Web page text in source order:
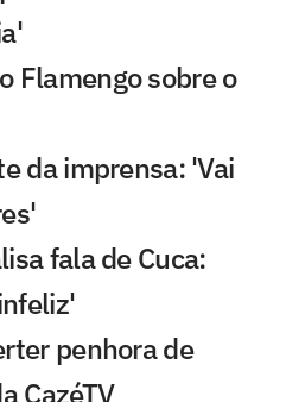
Flamengo sobre o
da imprensa: 'Vai
fala de Cuca:
penhora de
CazéTV